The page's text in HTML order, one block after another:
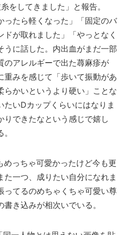
をしてきました」と報告。
ったら軽くなった」「固定のバ
が取れました」「やっとなく
うに話した。内出血がまだ一部
のアレルギーで出た蕁麻疹が
重みを感じて「歩いて振動があ
らかいというより硬い」ことな
たいDカップくらいにはなりま
りできたなという感じで嬉し
っちゃ可愛かったけど今も更
一つ、成りたい自分になれま
ってるのめちゃくちゃ可愛い尊
き込みが相次いでいる。